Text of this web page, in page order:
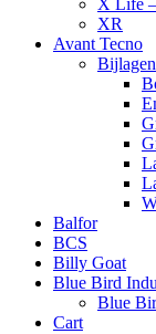
XR
Avant Tecno
Bijlagen
Balfor
BCS
Billy Goat
Blue Bird
Blue
Cart